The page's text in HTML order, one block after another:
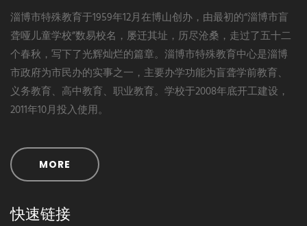
淄博市特殊教育于1959年12月在博山创办，由最初的“淄博市盲
聋哑儿童学校”数易校名，屡迁其址，历尽沧桑，走过了五十二
个春秋，写下了光辉灿烂的篇章。淄博市特殊教育中心是淄博
市政府为市民办的实事之一，主要办学功能为盲聋学前教育、
义务教育、高中教育、职业教育。学校于2008年底开工建设，
2011年10月投入使用。
MORE
快速链接